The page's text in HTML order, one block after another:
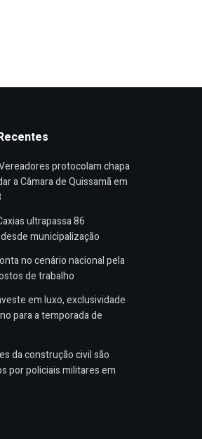
protocolam chapa
a Câmara de Quissamã em
ultrapassa 86
municipalização
no cenário nacional pela
de trabalho
em luxo, exclusividade
para a temporada de
da construção civil são
por policiais militares em